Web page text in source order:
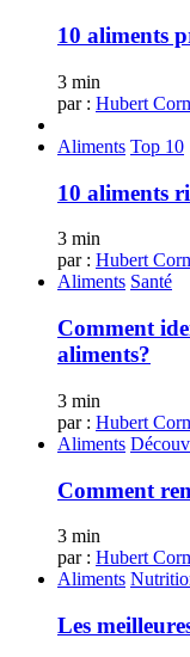
10 aliments
3 min
par : Hubert
Aliments Top 10
10 aliments
3 min
par : Hubert
Aliments Santé
Comment
aliments?
3 min
par : Hubert
Aliments
Comment
3 min
par : Hubert
Aliments
Les